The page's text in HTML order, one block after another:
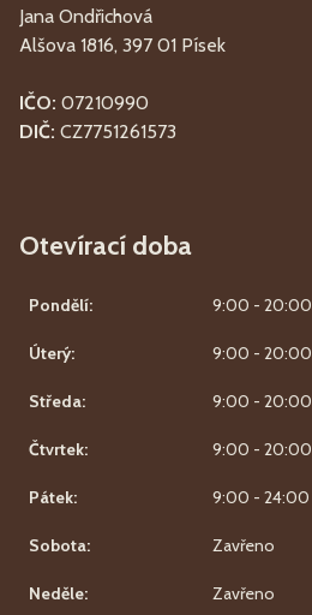
Jana Ondřichová
Alšova 1816, 397 01 Písek
IČO: 07210990
DIČ: CZ7751261573
Otevírací doba
Pondělí: 9:00 - 20:00
Úterý: 9:00 - 20:00
Středa: 9:00 - 20:00
Čtvrtek: 9:00 - 20:00
Pátek: 9:00 - 24:00
Sobota: Zavřeno
Neděle: Zavřeno